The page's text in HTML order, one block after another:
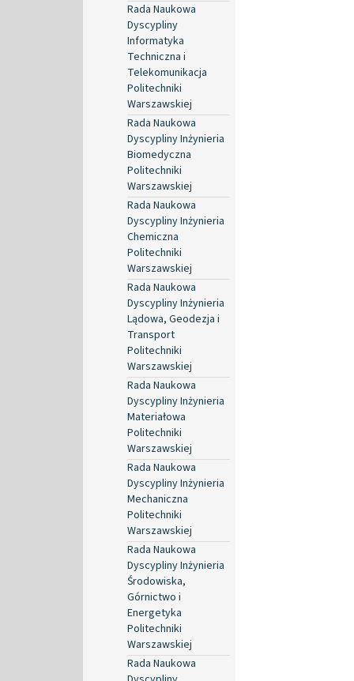
Rada Naukowa
Dyscypliny
Informatyka
Techniczna i
Telekomunikacja
Politechniki
Warszawskiej
Rada Naukowa
Dyscypliny Inżynieria
Biomedyczna
Politechniki
Warszawskiej
Rada Naukowa
Dyscypliny Inżynieria
Chemiczna
Politechniki
Warszawskiej
Rada Naukowa
Dyscypliny Inżynieria
Lądowa, Geodezja i
Transport
Politechniki
Warszawskiej
Rada Naukowa
Dyscypliny Inżynieria
Materiałowa
Politechniki
Warszawskiej
Rada Naukowa
Dyscypliny Inżynieria
Mechaniczna
Politechniki
Warszawskiej
Rada Naukowa
Dyscypliny Inżynieria
Środowiska,
Górnictwo i
Energetyka
Politechniki
Warszawskiej
Rada Naukowa